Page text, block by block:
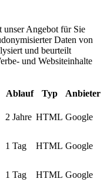
Angebot für Sie
Daten von
und beurteilt
und Websiteinhalte
Ablauf Typ Anbieter
2 Jahre HTML Google
1 Tag HTML Google
1 Tag HTML Google